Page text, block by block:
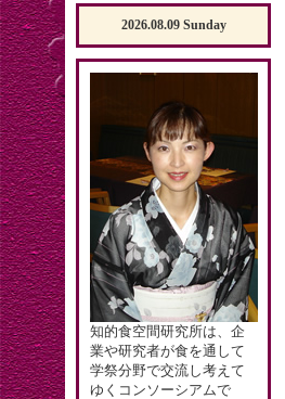
2026.08.09 Sunday
知的食空間研究所は、企
業や研究者が食を通して
学祭分野で交流し考えて
ゆくコンソーシアムで